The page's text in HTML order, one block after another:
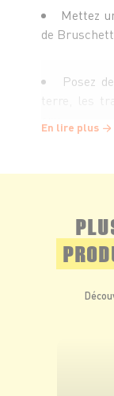
Mettez
de
Posez
terre, les
d'une
En lire plus